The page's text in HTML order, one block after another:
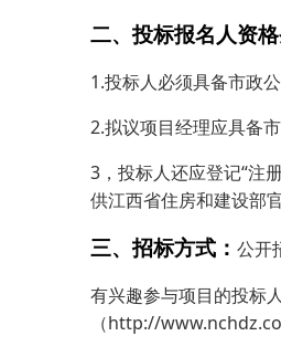
二、投标报名人资格
1.投标人必须具备市政
2.拟议项目经理应具备
3，投标人还应登记“注
供江西省住房和建设部
三、招标方式： 公开
有兴趣参与项目的投标
（http://